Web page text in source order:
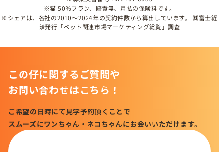
※猫 50％プラン、賠責無、月払の保険料です。
※シェアは、各社の2010～2024年の契約件数から算出しています。 ㈱富士経
済発行「ペット関連市場マーケティング総覧」調査
この仔に関するご質問や
お問い合わせはこちら！
ご希望の日時にて見学予約頂くことで
スムーズにワンちゃん・ネコちゃんにお会いいただけます。